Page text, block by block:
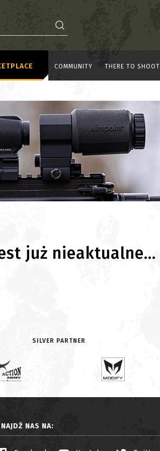
COMMUNITY THERE TO SHOOT
już nieaktualne...
SILVER PARTNER
NAS NA: